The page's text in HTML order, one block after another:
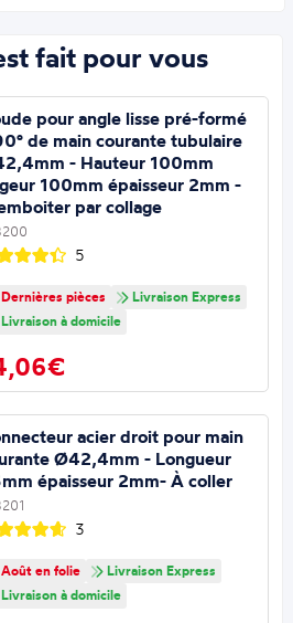
fait pour vous
pour angle lisse pré-formé
de main courante tubulaire
- Hauteur 100mm
100mm épaisseur 2mm -
par collage
5
Dernières pièces
Livraison Express
Livraison à domicile
acier droit pour main
Ø42,4mm - Longueur
épaisseur 2mm- À coller
3
Août en folie
Livraison Express
Livraison à domicile